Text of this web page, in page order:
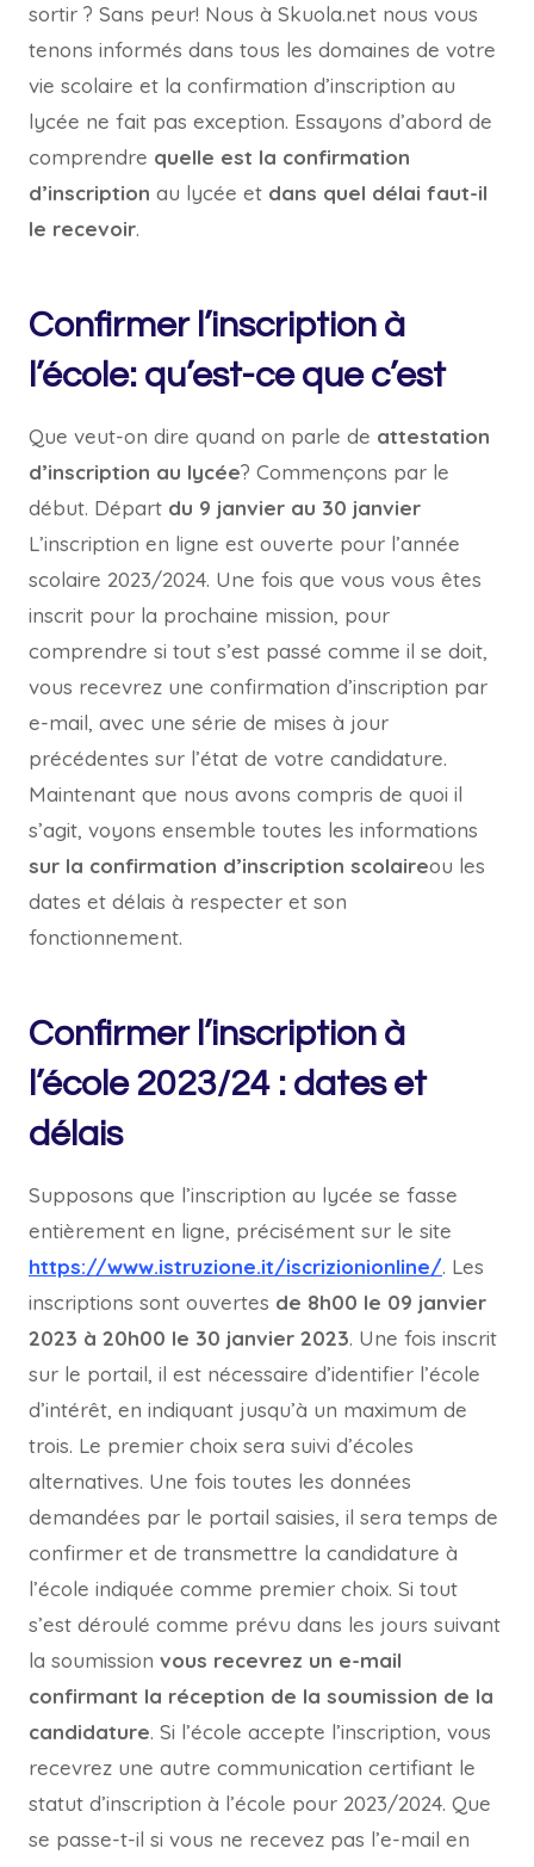
sortir ? Sans peur! Nous à Skuola.net nous vous
tenons informés dans tous les domaines de votre
vie scolaire et la confirmation d’inscription au
lycée ne fait pas exception. Essayons d’abord de
comprendre quelle est la confirmation
d’inscription au lycée et dans quel délai faut-il
le recevoir.
Confirmer l’inscription à
l’école: qu’est-ce que c’est
Que veut-on dire quand on parle de attestation
d’inscription au lycée? Commençons par le
début. Départ du 9 janvier au 30 janvier
L’inscription en ligne est ouverte pour l’année
scolaire 2023/2024. Une fois que vous vous êtes
inscrit pour la prochaine mission, pour
comprendre si tout s’est passé comme il se doit,
vous recevrez une confirmation d’inscription par
e-mail, avec une série de mises à jour
précédentes sur l’état de votre candidature.
Maintenant que nous avons compris de quoi il
s’agit, voyons ensemble toutes les informations
sur la confirmation d’inscription scolaireou les
dates et délais à respecter et son
fonctionnement.
Confirmer l’inscription à
l’école 2023/24 : dates et
délais
Supposons que l’inscription au lycée se fasse
entièrement en ligne, précisément sur le site
https://www.istruzione.it/iscrizionionline/. Les
inscriptions sont ouvertes de 8h00 le 09 janvier
2023 à 20h00 le 30 janvier 2023. Une fois inscrit
sur le portail, il est nécessaire d’identifier l’école
d’intérêt, en indiquant jusqu’à un maximum de
trois. Le premier choix sera suivi d’écoles
alternatives. Une fois toutes les données
demandées par le portail saisies, il sera temps de
confirmer et de transmettre la candidature à
l’école indiquée comme premier choix. Si tout
s’est déroulé comme prévu dans les jours suivant
la soumission vous recevrez un e-mail
confirmant la réception de la soumission de la
candidature. Si l’école accepte l’inscription, vous
recevrez une autre communication certifiant le
statut d’inscription à l’école pour 2023/2024. Que
se passe-t-il si vous ne recevez pas l’e-mail en